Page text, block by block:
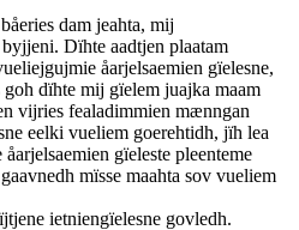
dam jeahta, mij
byjjeni. Dïhte aadtjen plaatam
åarjelsaemien gïelesne,
goh dïhte mij gïelem juajka maam
vijries fealadimmien mænngan
eelki vueliem goerehtidh, jïh lea
gïeleste pleenteme
mïsse maahta sov vueliem
ietniengïelesne govledh.